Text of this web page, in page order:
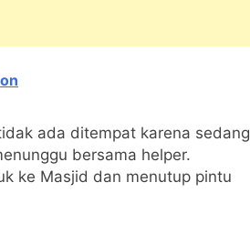
ada ditempat karena sedang
bersama helper.
ke Masjid dan menutup pintu